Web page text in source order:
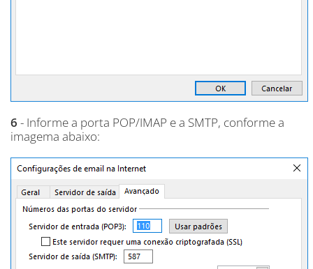
6 - Informe a porta POP/IMAP e a SMTP, conforme a
imagema abaixo: